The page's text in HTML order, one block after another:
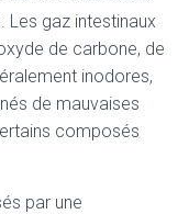
Les gaz intestinaux
de carbone, de
inodores,
de mauvaises
composés
par une